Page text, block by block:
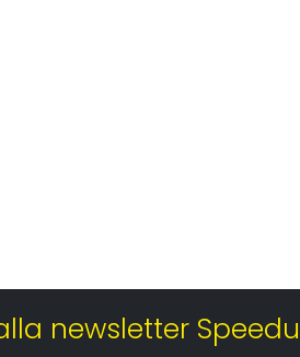
993 - THULE
newsletter